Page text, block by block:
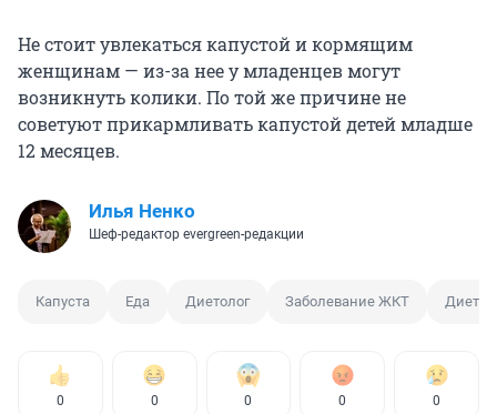
Не стоит увлекаться капустой и кормящим
женщинам — из-за нее у младенцев могут
возникнуть колики. По той же причине не
советуют прикармливать капустой детей младше
12 месяцев.
Илья Ненко
Шеф-редактор evergreen-редакции
Капуста Еда Диетолог Заболевание ЖКТ Диета
0 0 0 0 0